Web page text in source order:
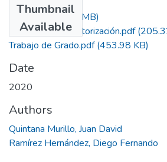
Thumbnail
Available
Acta.pdf(3.56 MB)
Formato de Autorización.pdf
Trabajo de Grado.pdf(453.98 KB)
Date
2020
Authors
Quintana Murillo, Juan David
Ramírez Hernández, Diego Fernando